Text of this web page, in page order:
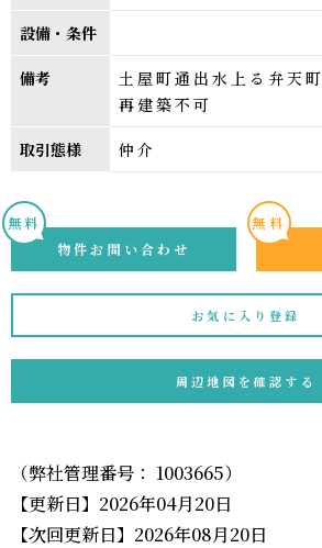
設備・条件
備考
土屋町通出水上る弁天町
再建築不可
取引態様 仲介
無料
物件お問い合わせ
無料
お気に入り登録
周辺地図を確認する
（弊社管理番号： 1003665）
【更新日】2026年04月20日
【次回更新日】2026年08月20日